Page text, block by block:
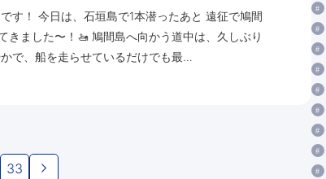
す！ 今日は、石垣島で1本潜ったあと 遠征で鳩間
きました〜！🚤 鳩間島へ向かう道中は、久しぶり
で、船を走らせているだけでも最…
33